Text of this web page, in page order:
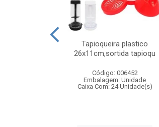
Tapioqueira plastico
26x11cm,sortida tapioqu
Código: 006452
Embalagem: Unidade
Caixa Com: 24 Unidade(s)